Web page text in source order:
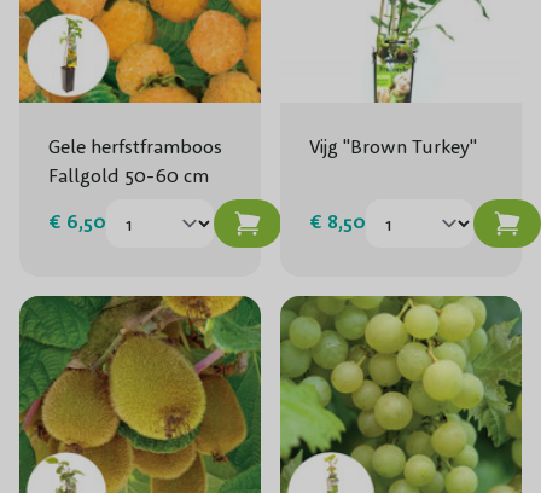
Gele herfstframboos
Fallgold 50-60 cm
€ 6,50
Vijg "Brown Turkey"
€ 8,50